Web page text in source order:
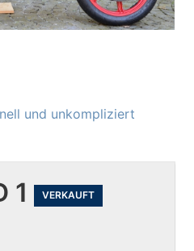
und unkompliziert
1 VERKAUFT